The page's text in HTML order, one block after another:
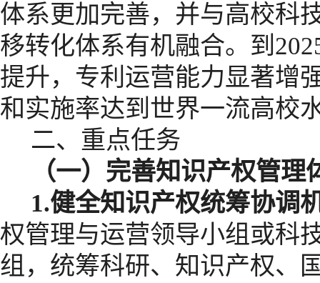
体系更加完善，并与高校科
移转化体系有机融合。到
提升，专利运营能力显著增
和实施率达到世界一流高校
二、重点任务
（一）完善知识产权管理
1.健全知识产权统筹协调
权管理与运营领导小组或科
组，统筹科研、知识产权、